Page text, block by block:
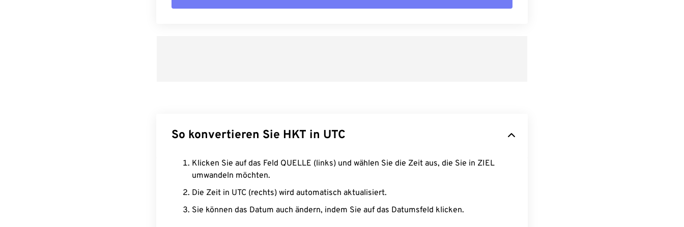
So konvertieren Sie HKT in UTC
Klicken Sie auf das Feld QUELLE (links) und wählen Sie die Zeit aus, die Sie in ZIEL
umwandeln möchten.
Die Zeit in UTC (rechts) wird automatisch aktualisiert.
Sie können das Datum auch ändern, indem Sie auf das Datumsfeld klicken.